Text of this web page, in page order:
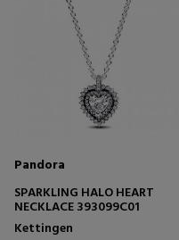
Pandora
SPARKLING HALO HEART
NECKLACE 393099C01
Kettingen